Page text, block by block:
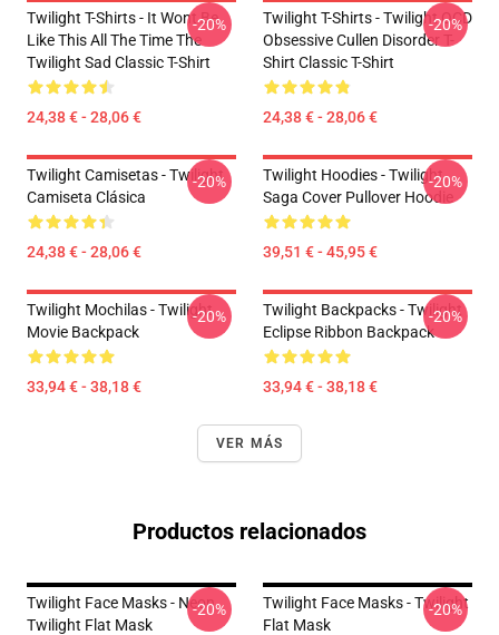
Twilight T-Shirts - It Wont Be
Like This All The Time The
Twilight Sad Classic T-Shirt
24,38 € - 28,06 €
-20%
Twilight T-Shirts - Twilight OCD
Obsessive Cullen Disorder T-
Shirt Classic T-Shirt
24,38 € - 28,06 €
-20%
Twilight Camisetas - Twilight
Camiseta Clásica
24,38 € - 28,06 €
-20%
Twilight Hoodies - Twilight
Saga Cover Pullover Hoodie
39,51 € - 45,95 €
-20%
Twilight Mochilas - Twilight
Movie Backpack
33,94 € - 38,18 €
-20%
Twilight Backpacks - Twilight
Eclipse Ribbon Backpack
33,94 € - 38,18 €
-20%
VER MÁS
Productos relacionados
Twilight Face Masks - Neon
Twilight Flat Mask
-20%
Twilight Face Masks - Twilight
Flat Mask
-20%